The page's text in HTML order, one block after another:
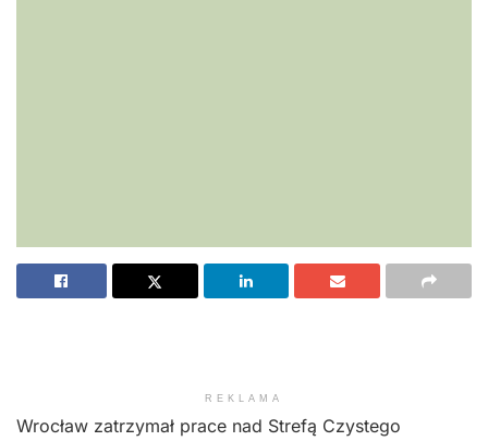
REKLAMA
Wrocław zatrzymał prace nad Strefą Czystego